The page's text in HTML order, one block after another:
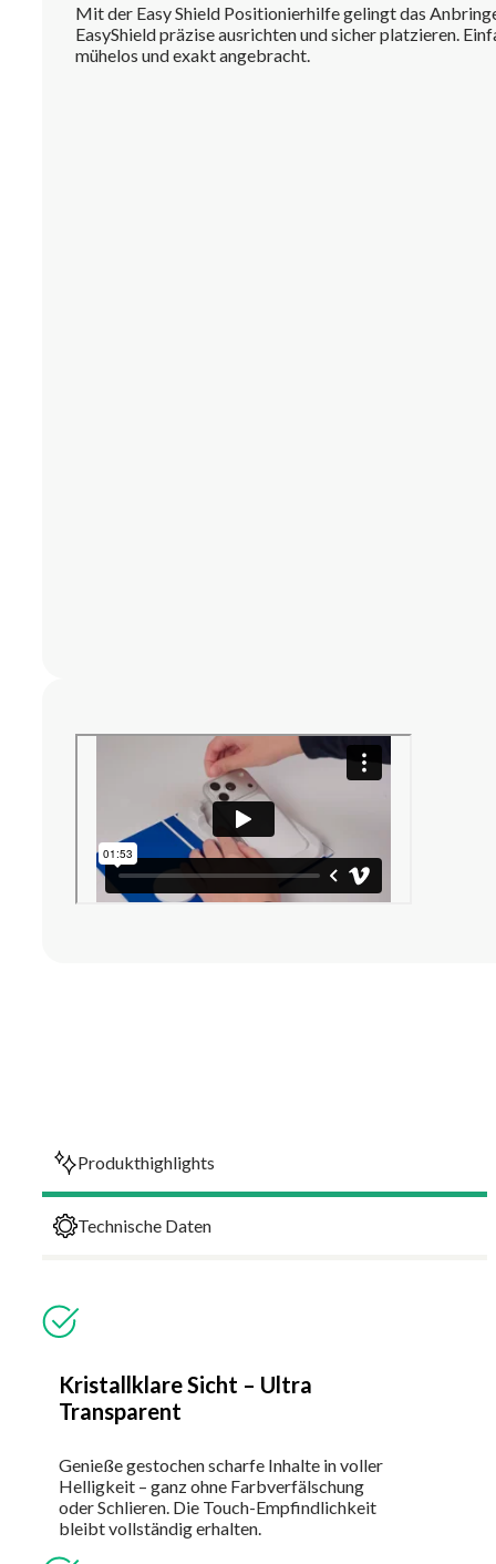
Mit der Easy Shield Positionierhilfe gelingt das
EasyShield präzise ausrichten und sicher platzieren.
mühelos und exakt angebracht.
Produkthighlights
Technische Daten
Kristallklare Sicht – Ultra
Transparent
Genieße gestochen scharfe Inhalte in voller
Helligkeit – ganz ohne Farbverfälschung
oder Schlieren. Die Touch-Empfindlichkeit
bleibt vollständig erhalten.